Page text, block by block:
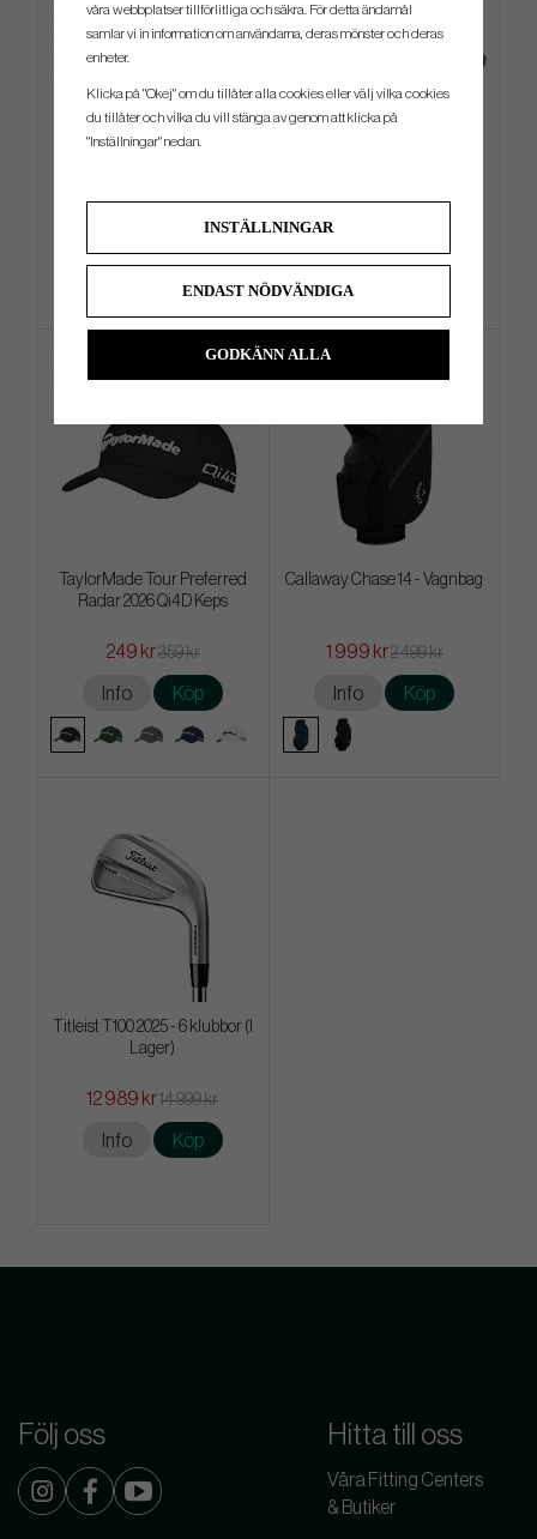
6 989 kr8 699 kr 4 799 kr6 599 kr
TaylorMade Tour Preferred
Radar 2026 Qi4D Keps
249 kr359 kr
Info Köp
Callaway Chase 14 - Vagnbag
1 999 kr2 499 kr
Info Köp
Titleist T100 2025 - 6 klubbor (I
Lager)
12 989 kr14 999 kr
Info Köp
Följ oss Hitta till oss
Våra Fitting Centers
& Butiker
våra webbplatser tillförlitliga och säkra. För detta ändamål
samlar vi in information om användarna, deras mönster och deras
enheter.
Klicka på "Okej" om du tillåter alla cookies eller välj vilka cookies
du tillåter och vilka du vill stänga av genom att klicka på
"Inställningar" nedan.
INSTÄLLNINGAR
ENDAST NÖDVÄNDIGA
GODKÄNN ALLA